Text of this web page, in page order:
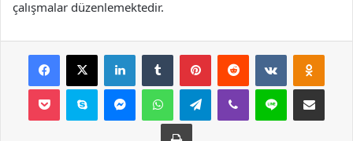
çalışmalar düzenlemektedir.
Facebook
X LinkedInTumblr PinterestReddit VKontakte
Pocket Skype MessengerWhatsAppTelegramViber Line E-Posta ile
Yazdır